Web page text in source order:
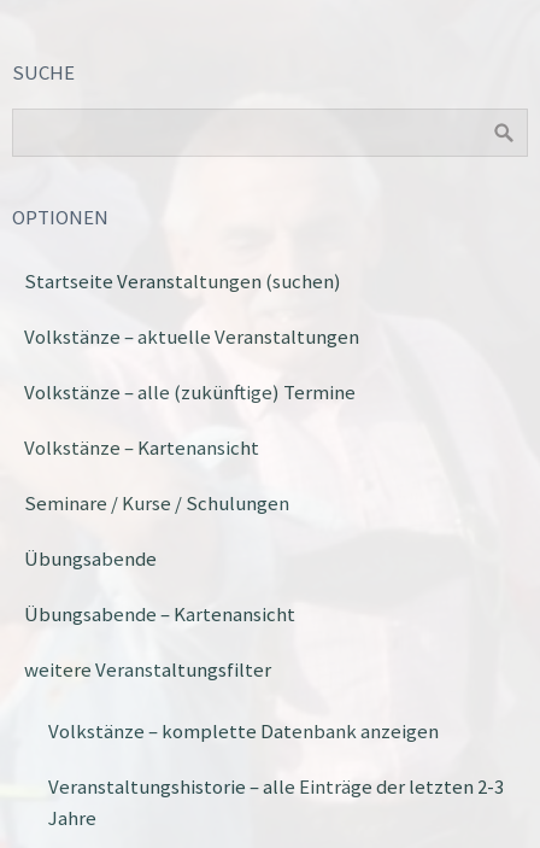
SUCHE
OPTIONEN
Startseite Veranstaltungen (suchen)
Volkstänze – aktuelle Veranstaltungen
Volkstänze – alle (zukünftige) Termine
Volkstänze – Kartenansicht
Seminare / Kurse / Schulungen
Übungsabende
Übungsabende – Kartenansicht
weitere Veranstaltungsfilter
Volkstänze – komplette Datenbank anzeigen
Veranstaltungshistorie – alle Einträge der letzten 2-3
Jahre